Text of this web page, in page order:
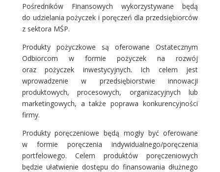
Pośredników Finansowych wykorzystywane będą
do udzielania pożyczek i poręczeń dla przedsiębiorców
z sektora MŚP.
Produkty pożyczkowe są oferowane Ostatecznym
Odbiorcom w formie pożyczek na rozwój
oraz pożyczek inwestycyjnych. Ich celem jest
wprowadzenie w przedsiębiorstwie innowacji
produktowych, procesowych, organizacyjnych lub
marketingowych, a także poprawa konkurencyjności
firmy.
Produkty poręczeniowe będą mogły być oferowane
w formie poręczenia indywidualnego/poręczenia
portfelowego. Celem produktów poręczeniowych
będzie ułatwienie dostępu do finansowania dłużnego